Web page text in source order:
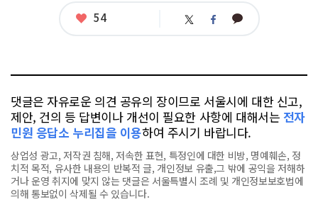
좋
54 트 페 카
댓글은 자유로운 의견 공유의 장이므로 서울시에 대한 신고,
제안, 건의 등 답변이나 개선이 필요한 사항에 대해서는 전자
민원 응답소 누리집을 이용하여 주시기 바랍니다.
상업성 광고, 저작권 침해, 저속한 표현, 특정인에 대한 비방, 명예훼손, 정
치적 목적, 유사한 내용의 반복적 글, 개인정보 유출,그 밖에 공익을 저해하
거나 운영 취지에 맞지 않는 댓글은 서울특별시 조례 및 개인정보보호법에
의해 통보없이 삭제될 수 있습니다.